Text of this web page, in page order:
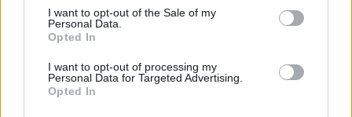
I want to opt-out of the Sale of my
Personal Data.
Opted In
I want to opt-out of processing my
Personal Data for Targeted Advertising.
Opted In
Nuova Sabatini - Finanziamenti per l'acquisto di
nuovi macchinari, impianti e attrezzature da parte delle
piccole e medi
Dipartimento per le politiche per
11.318 euro